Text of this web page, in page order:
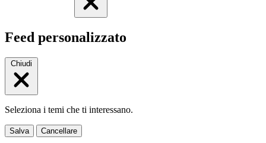
Feed personalizzato
Chiudi
Seleziona i temi che ti interessano.
Salva Cancellare